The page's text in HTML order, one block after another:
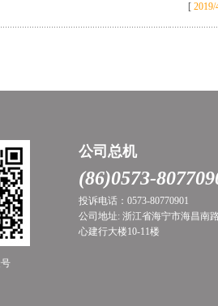
[ 2019/
公司总机
(86)0573-
投诉电话：0573-80770901
公司地址: 浙江省海宁市海昌南
心建行大楼10-11楼